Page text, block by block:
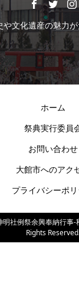
文化遺産の魅力が
ホーム
祭典実行委員
お問い合わせ
大館市へのアク
プライバシーポ
明社例祭余興奉納行事
Rights